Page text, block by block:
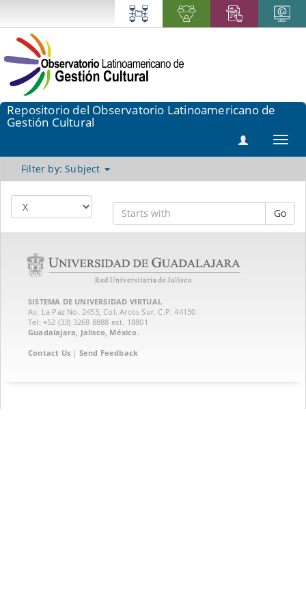
Repositorio del Observatorio Latinoamericano de
Gestión Cultural
Filter by: Subject
Go
SISTEMA DE UNIVERSIDAD VIRTUAL
Av. La Paz No. 2453, Col. Arcos Sur. C.P. 44130
Tel: +52 (33) 3268 8888‏ ext. 18801
Guadalajara, Jalisco, México.
Contact Us | Send Feedback